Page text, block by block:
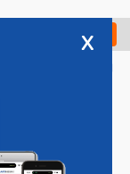
Check in
x